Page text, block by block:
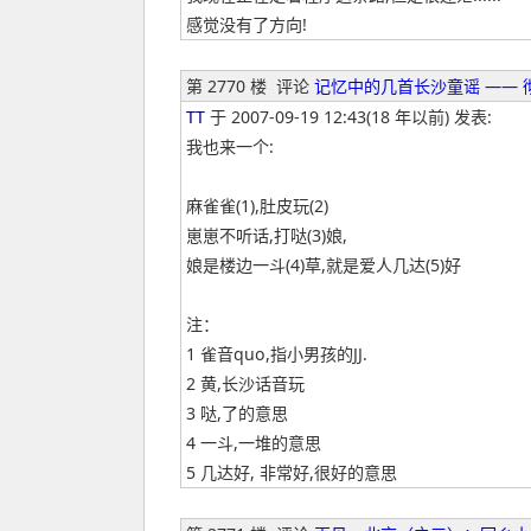
感觉没有了方向!
第 2770 楼 评论 记忆中的几首长沙童谣 ——
TT 于 2007-09-19 12:43(18 年以前) 发表:
我也来一个:
麻雀雀(1),肚皮玩(2)
崽崽不听话,打哒(3)娘,
娘是楼边一斗(4)草,就是爱人几达(5)好
注：
1 雀音quo,指小男孩的JJ.
2 黄,长沙话音玩
3 哒,了的意思
4 一斗,一堆的意思
5 几达好, 非常好,很好的意思